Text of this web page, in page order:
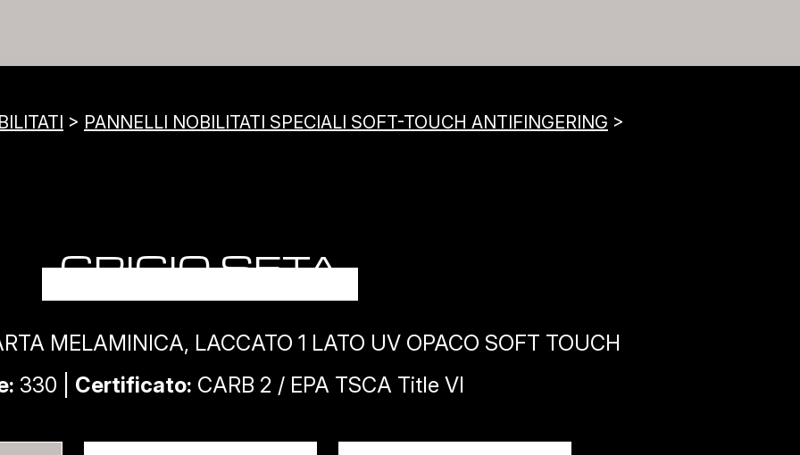
> PANNELLI NOBILITATI SPECIALI SOFT-TOUCH ANTIFINGERING >
GRIGIO SETA
MELAMINICA, LACCATO 1 LATO UV OPACO SOFT TOUCH
330 | Certificato: CARB 2 / EPA TSCA Title VI